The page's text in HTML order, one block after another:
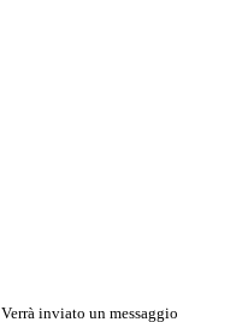
Verrà inviato un messaggio